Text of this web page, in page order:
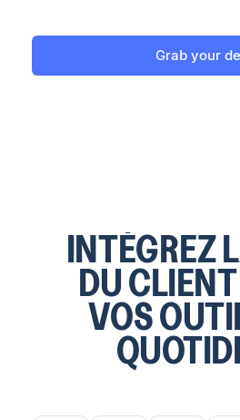
Grab your
INTÉGREZ
DU
VOS